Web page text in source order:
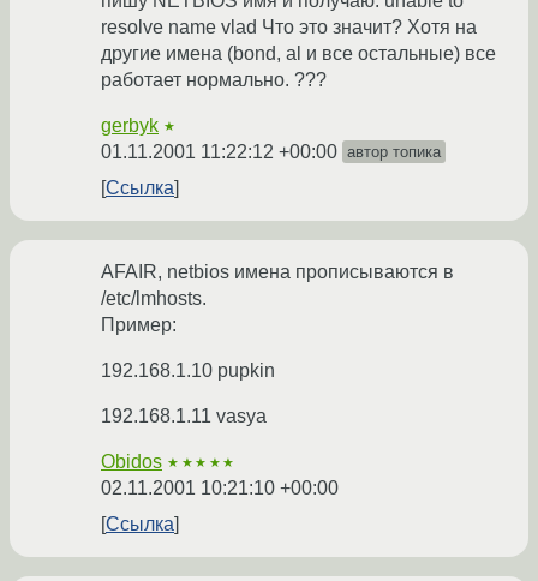
resolve name vlad Что это значит? Хотя на
другие имена (bond, al и все остальные) все
работает нормально. ???
gerbyk ★
01.11.2001 11:22:12 +00:00 автор топика
Ссылка
AFAIR, netbios имена прописываются в
/etc/lmhosts.
Пример:
192.168.1.10 pupkin
192.168.1.11 vasya
Obidos ★★★★★
02.11.2001 10:21:10 +00:00
Ссылка